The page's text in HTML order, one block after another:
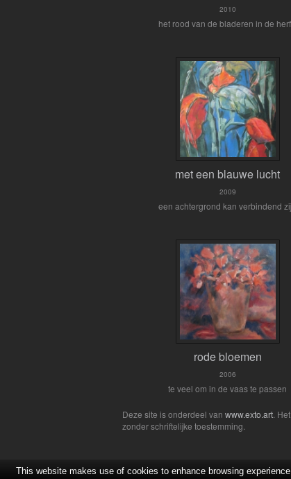
2010
het rood van de bladeren in de
met een blauwe lucht
2009
een achtergrond kan verbindend
rode bloemen
2006
te veel om in de vaas te passen
Deze site is onderdeel van www.exto.art .
zonder schriftelijke toestemming.
This website makes use of cookies to enhance browsing